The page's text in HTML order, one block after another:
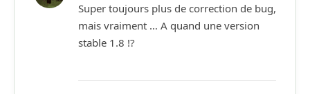
Super toujours plus de correction de bug,
mais vraiment … A quand une version
stable 1.8 !?